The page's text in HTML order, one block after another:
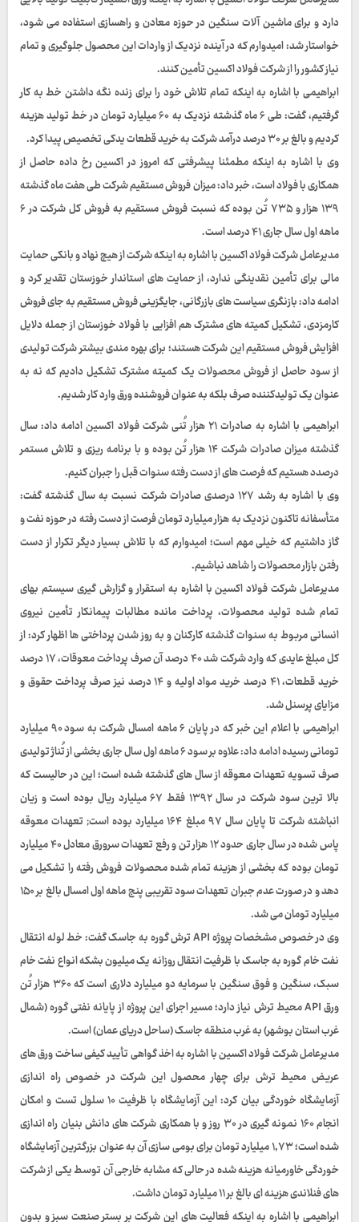
دارد و برای ماشین آلات سنگین در حوزه معادن و راهسازی استفاده می شود،
خواستار شد: امیدوارم که در آینده نزدیک از واردات این محصول جلوگیری و تمام
نیاز کشور را از شرکت فولاد اکسین تأمین کنند.
ابراهیمی با اشاره به اینکه تمام تلاش خود را برای زنده نگه داشتن خط به کار
گرفتیم، گفت: طی ۶ ماه گذشته نزدیک به ۶۰ میلیارد تومان در خط تولید هزینه
کردیم و بالغ بر ۳۰ درصد درآمد شرکت به خرید قطعات یدکی تخصیص پیدا کرد.
وی با اشاره به اینکه مطمئنا پیشرفتی که امروز در اکسین رخ داده حاصل از
همکاری با فولاد است، خبر داد: میزان فروش مستقیم شرکت طی هفت ماه گذشته
۱۳۹ هزار و ۷۳۵ تُن بوده که نسبت فروش مستقیم به فروش کل شرکت در ۶
ماهه اول سال جاری ۴۱ درصد است.
مدیرعامل شرکت فولاد اکسین با اشاره به اینکه شرکت از هیچ نهاد و بانکی حمایت
مالی برای تأمین نقدینگی ندارد، از حمایت های استاندار خوزستان تقدیر کرد و
ادامه داد: بازنگری سیاست های بازرگانی، جایگزینی فروش مستقیم به جای فروش
کارمزدی، تشکیل کمیته های مشترک هم افزایی با فولاد خوزستان از جمله دلایل
افزایش فروش مستقیم این شرکت هستند؛برای بهره مندی بیشتر شرکت تولیدی
از سود حاصل از فروش محصولات یک کمیته مشترک تشکیل دادیم که نه به
عنوان یک تولیدکننده صرف بلکه به عنوان فروشنده ورق وارد کار شدیم.
ابراهیمی با اشاره به صادرات ۲۱ هزار تُنی شرکت فولاد اکسین ادامه داد: سال
گذشته میزان صادرات شرکت ۱۴ هزار تُن بوده و با برنامه ریزی و تلاش مستمر
درصدد هستیم که فرصت های از دست رفته سنوات قبل را جبران کنیم.
وی با اشاره به رشد ۱۲۷ درصدی صادرات شرکت نسبت به سال گذشته
گفت:
متأسفانه تاکنون نزدیک به هزار میلیارد تومان فرصت از دست رفته در حوزه نفت و
گاز داشتیمکه خیلی مهم است؛ امیدوارم که با تلاش بسیار دیگر تکرار از دست
رفتن بازار محصولات را شاهد نباشیم.
مدیرعامل شرکت فولاد اکسین با اشاره به استقرار و گزارش گیری سیستم بهای
تمام شده تولید محصولات، پرداخت مانده مطالبات پیمانکار تأمین نیروی
انسانی مربوط به سنوات گذشته کارکنان و به روز شدن پرداختی ها اظهار کرد: از
کل مبلغ عایدی که وارد شرکت شد ۴۰ درصد آن صرف پرداخت معوقات، ۱۷ درصد
خرید قطعات، ۴۱ درصد خرید مواد اولیه و ۱۴ درصد نیز صرف پرداخت حقوق و
مزایای پرسنل شد.
ابراهیمی با اعلام این خبر که در پایان ۶ ماهه امسال شرکت به سود ۹۰ میلیارد
تومانی رسیده ادامه داد: علاوه بر سود ۶ ماهه اول سال جاری بخشی از تُناژ تولیدی
صرف تسویه تعهدات معوقه از سال های گذشته شده است؛ این در حالیست که
بالا ترین سود شرکت در سال ۱۳۹۲ فقط ۶۷ میلیارد ریال بوده است و زیان
انباشته شرکت تا پایان سال ۹۷ مبلغ ۱۶۴ میلیارد بوده است; تعهدات معوقه
پاس شده در سال جاری حدود ۱۲ هزار تن و رفع تعهدات سرورق معادل ۴۰ میلیارد
تومان بوده که بخشی از هزینه تمام شده محصولات فروش رفته را تشکیل می
دهد و در صورت عدم جبران تعهدات سود تقریبی پنج ماهه اول امسال بالغ بر ۱۵۰
میلیارد تومان می شد.
وی در خصوص مشخصات پروژه API ترش گوره به جاسک گفت: خط لوله انتقال
نفت خام گوره به جاسک با ظرفیت انتقال روزانه یک میلیون بشکه انواع نفت خام
سبک، سنگین و فوق سنگین با سرمایه دو میلیارد دلاری است که ۳۶۰ هزار تُن
ورق API محیط ترش نیاز دارد؛ مسیر اجرای این پروژه از پایانه نفتی گوره (شمال
غرب استان بوشهر) به غرب منطقه جاسک (ساحل دریای عمان) است.
مدیرعامل شرکت فولاد اکسین با اشاره به اخذ گواهی تأیید کیفی ساخت ورق های
عریض محیط ترش برای چهار محصول این شرکت در خصوص راه اندازی
آزمایشگاه خوردگی بیان کرد: این آزمایشگاه با ظرفیت ۱۰ سلول تست و امکان
انجام ۱۶۰ نمونه گیری در ۳۰ روز و با همکاری شرکت های دانش بنیان راه اندازی
شده است؛ ۱,۷۳ میلیارد تومان برای بومی سازی آن به عنوان بزرگترین آزمایشگاه
خوردگی خاورمیانه هزینه شده در حالی که مشابه خارجی آن توسط یکی از شرکت
های فنلاندی هزینه ای بالغ بر ۱۱ میلیارد تومان داشت.
ابراهیمی با اشاره به اینکه فعالیت های این شرکت بر بستر صنعت سبز و بدون